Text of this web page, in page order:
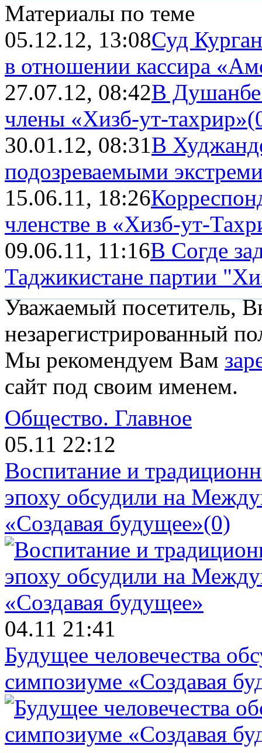
Материалы по теме
05.12.12, 13:08Суд
в отношении кассира
27.07.12, 08:42В Душанбе
члены «Хизб-ут-тахрир»
30.01.12, 08:31В
подозреваемыми
15.06.11, 18:26
членстве в «Хизб-ут-
09.06.11, 11:16В Согде
Таджикистане партии
Уважаемый посетитель,
незарегистрированный
Мы рекомендуем Вам
сайт под своим именем.
Общество. Главное
05.11 22:12
Воспитание и
эпоху обсудили на
«Создавая будущее»(0)
04.11 21:41
Будущее человечества
симпозиуме «Создавая